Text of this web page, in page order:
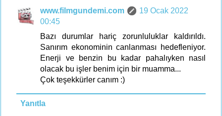
www.filmgundemi.com
19 Ocak 2022
00:45
Bazı durumlar hariç zorunluluklar kaldırıldı.
Sanırım ekonominin canlanması hedefleniyor.
Enerji ve benzin bu kadar pahalıyken nasıl
olacak bu işler benim için bir muamma...
Çok teşekkürler canım :)
Yanıtla